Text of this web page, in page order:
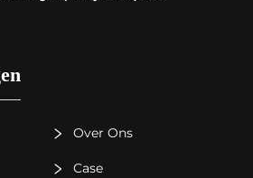
Over Ons
Case